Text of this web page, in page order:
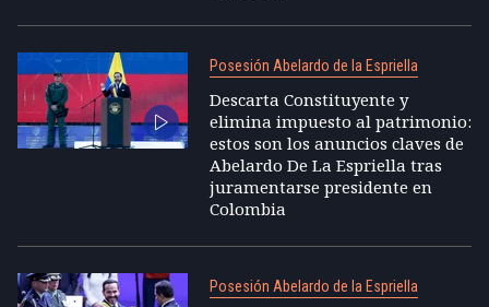
Posesión Abelardo de la Espriella
Descarta Constituyente y
elimina impuesto al patrimonio:
estos son los anuncios claves de
Abelardo De La Espriella tras
juramentarse presidente en
Colombia
Posesión Abelardo de la Espriella